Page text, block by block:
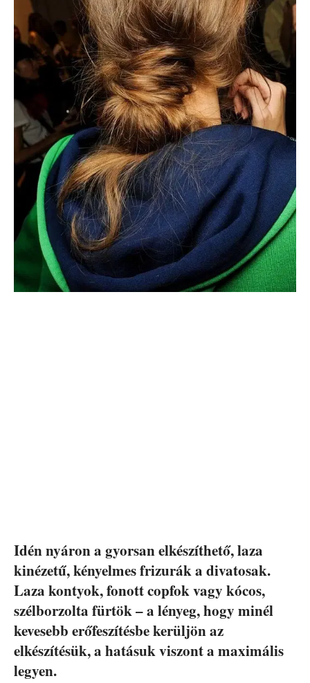
Idén nyáron a gyorsan elkészíthető, laza
kinézetű, kényelmes frizurák a divatosak.
Laza kontyok, fonott copfok vagy kócos,
szélborzolta fürtök – a lényeg, hogy minél
kevesebb erőfeszítésbe kerüljön az
elkészítésük, a hatásuk viszont a maximális
legyen.